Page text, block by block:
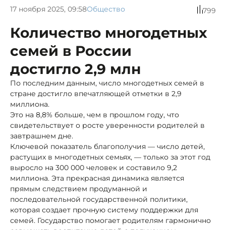
17 ноября 2025, 09:58Общество 799
Количество многодетных
семей в России
достигло 2,9 млн
По последним данным, число многодетных семей в
стране достигло впечатляющей отметки в 2,9
миллиона.
Это на 8,8% больше, чем в прошлом году, что
свидетельствует о росте уверенности родителей в
завтрашнем дне.
Ключевой показатель благополучия — число детей,
растущих в многодетных семьях, — только за этот год
выросло на 300 000 человек и составило 9,2
миллиона. Эта прекрасная динамика является
прямым следствием продуманной и
последовательной государственной политики,
которая создает прочную систему поддержки для
семей. Государство помогает родителям гармонично